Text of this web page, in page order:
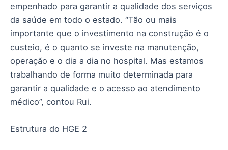
empenhado para garantir a qualidade dos serviços
da saúde em todo o estado. “Tão ou mais
importante que o investimento na construção é o
custeio, é o quanto se investe na manutenção,
operação e o dia a dia no hospital. Mas estamos
trabalhando de forma muito determinada para
garantir a qualidade e o acesso ao atendimento
médico”, contou Rui.
Estrutura do HGE 2